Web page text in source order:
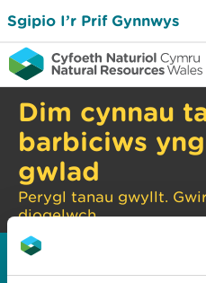
Sgipio I’r Prif Gynnwys
Dim cynnau
barbiciws
gwlad
Perygl tanau gwyllt.
diogelwch.
Hafan
amgylcheddol >Arfordir